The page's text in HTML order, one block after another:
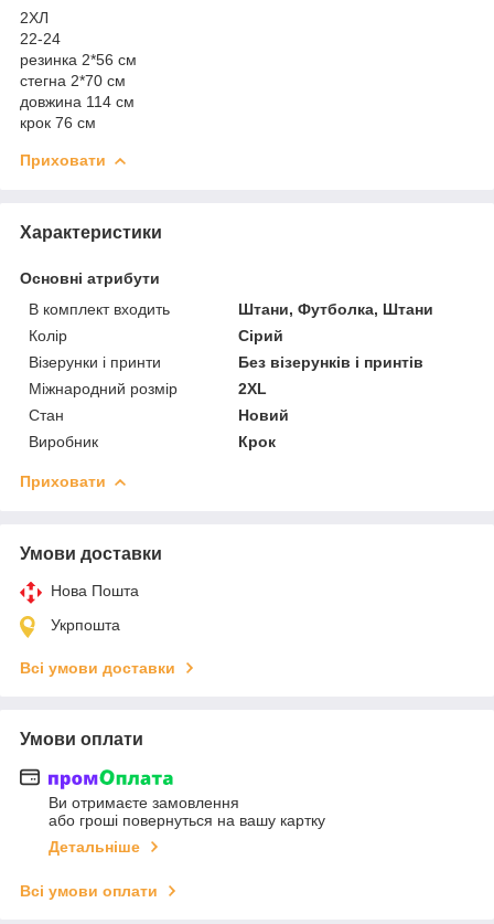
2ХЛ
22-24
резинка 2*56 см
стегна 2*70 см
довжина 114 см
крок 76 см
Приховати
Характеристики
Основні атрибути
В комплект входить
Штани, Футболка, Штани
Колір
Сірий
Візерунки і принти
Без візерунків і принтів
Міжнародний розмір
2XL
Стан
Новий
Виробник
Крок
Приховати
Умови доставки
Нова Пошта
Укрпошта
Всі умови доставки
Умови оплати
Ви отримаєте замовлення
або гроші повернуться на вашу картку
Детальніше
Всі умови оплати